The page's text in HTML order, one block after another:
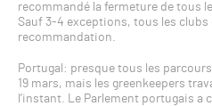
recommandé la fermeture de tous
Sauf 3-4 exceptions, tous les
recommandation.
Portugal: presque tous les
19 mars, mais les greenkeepers
l’instant. Le Parlement portugais a